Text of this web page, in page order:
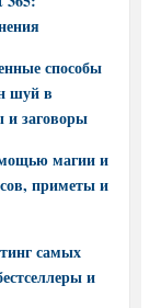
способы
шуй в
и заговоры
магии и
приметы и
самых
и